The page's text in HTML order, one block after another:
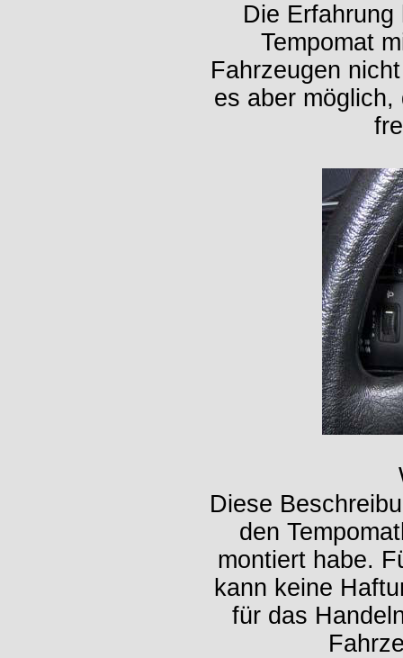
Die
Tempomat
Fahrzeugen
es aber möglich,
Diese
den
montiert habe.
kann keine
für das